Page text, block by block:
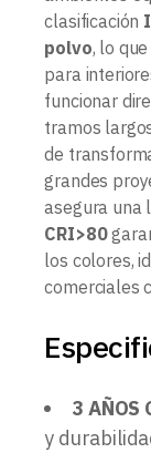
clasificación
polvo, lo
para
funcionar
tramos
de
grandes
asegura una
CRI>80
los colores,
comerciales
3 AÑOS
y